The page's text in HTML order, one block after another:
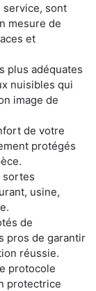
service, sont
mesure de
et
plus adéquates
nuisibles qui
image de
de votre
protégés
sortes
usine,
de
pros de garantir
réussie.
protocole
protectrice